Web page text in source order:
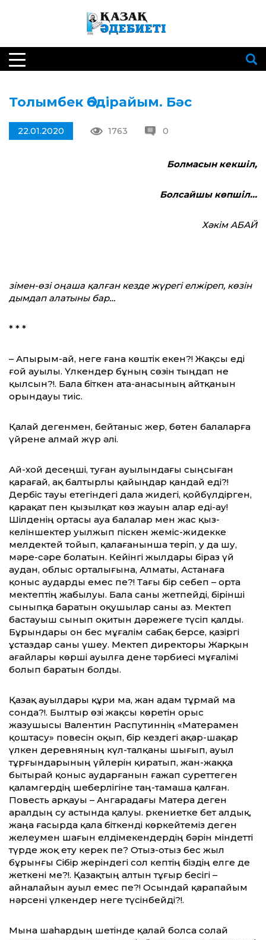
Толымбек Әбдірайым. Бәс
22.01.2020 1763 0
Болмасын кекшіл,
Болсайшы көпшіл…
Хәкім АБАЙ
зімен-өзі оңаша қалған кезде жүрегі елжіреп, көзін
дымдап алатыны бар…
* * *
– Апырым-ай, неге ғана көштік екен?! Жақсы еді
ғой ауылы. Үлкендер бұның сөзін тыңдап не
қылсын?!. Бала біткен ата-анасының айтқанын
орындауы тиіс.
Қалай дегенмен, бейтаныс жер, бөтен балаларға
үйрене алмай жүр әлі.
Ай-хой десеңші, туған ауылындағы сыңсыған
қарағай, ақ балтырлы қайыңдар қандай еді?!
Дербіс тауы етегіндегі дала жидегі, қойбүлдірген,
қарақат пен қызылқат көз жауын алар еді-ау!
Шілденің ортасы ауа балалар мен жас қыз-
келіншектер уылжып піскен жеміс-жидекке
мелдектей тойып, қалағанынша теріп, у да шу,
мәре-сәре болатын. Кейінгі жылдары біраз үй
аудан, облыс орталығына, Алматы, Астанаға
қоныс аударды емес пе?! Тағы бір себеп – орта
мектептің жабылуы. Бала саны жетпейді, бірінші
сыныпқа баратын оқушылар саны аз. Мектеп
бастауыш сынып оқитын дәрежеге түсіп қалды.
Бұрындары он бес мұғалім сабақ берсе, қазіргі
ұстаздар саны үшеу. Мектеп директоры Жарқын
ағайлары көрші ауылға дене тәрбиесі мұғалімі
болып баратын болды.
Қазақ ауылдары құри ма, жан адам тұрмай ма
сонда?!. Былтыр өзі жақсы көретін орыс
жазушысы Валентин Распутиннің «Матерамен
қоштасу» повесін оқып, бір кездегі ақар-шақар
үлкен деревняның күл-талқаны шығып, ауыл
тұрғындарының үйлерін қиратып, жан-жаққа
бытырай қоныс аударғанын ғажап суреттеген
қаламгердің шеберлігіне таң-тамаша қалған.
Повесть арқауы – Ангарадағы Матера деген
аралдың су астында қалуы. Өркениетке бет алдық,
жаңа ғасырда қала біткенді көркейтеміз деген
желеумен шағын елдімекендердің бәрін міндетті
түрде жоқ ету керек пе? Отыз-отыз бес жыл
бұрынғы Сібір жеріндегі сол кептің біздің елге де
жеткені ме?!. Қазақтың алтын тұғыр бесігі –
айналайын ауыл емес пе?! Осындай қарапайым
нәрсені үлкендер неге түсінбейді?!.
Мына шаһардың шетінде қалай болса солай